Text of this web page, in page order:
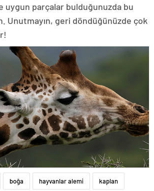
uygun parçalar bulduğunuzda bu
Unutmayın, geri döndüğünüzde çok
boğa hayvanlar alemi kaplan